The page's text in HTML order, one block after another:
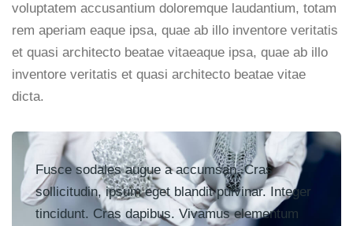
voluptatem accusantium doloremque laudantium, totam
rem aperiam eaque ipsa, quae ab illo inventore veritatis
et quasi architecto beatae vitaeaque ipsa, quae ab illo
inventore veritatis et quasi architecto beatae vitae
dicta.
Fusce sodales augue a accumsan. Cras
sollicitudin, ipsum eget blandit pulvinar. Integer
tincidunt. Cras dapibus. Vivamus elementum